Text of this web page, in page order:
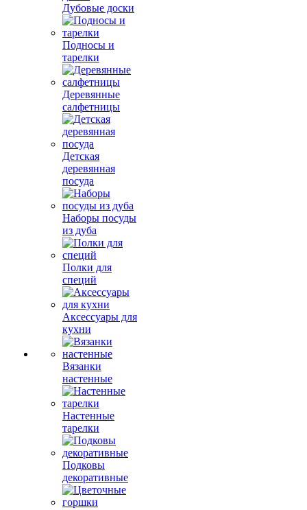
Дубовые доски
Подносы и
тарелки
Деревянные
салфетницы
Детская
деревянная
посуда
Наборы посуды
из дуба
Полки для
специй
Аксессуары для
кухни
Вязанки
настенные
Настенные
тарелки
Подковы
декоративные